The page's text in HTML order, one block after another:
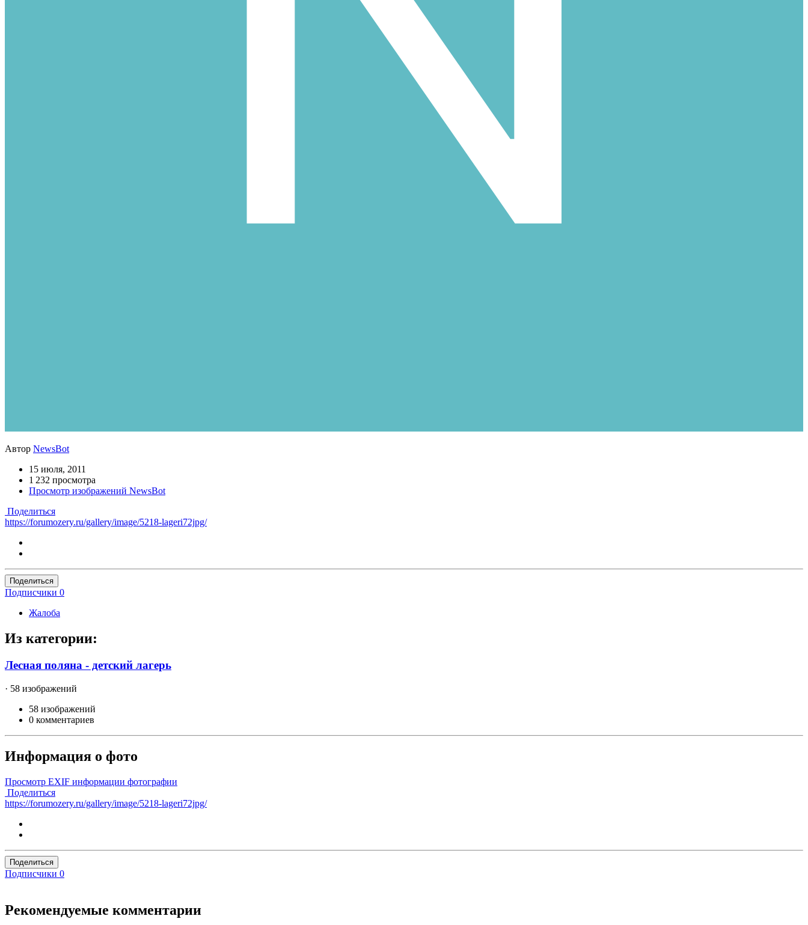
Автор NewsBot
15 июля, 2011
1 232 просмотра
Просмотр изображений NewsBot
Поделиться
https://forumozery.ru/gallery/image/5218-lageri72jpg/
Поделиться
Подписчики 0
Жалоба
Из категории:
Лесная поляна - детский лагерь
· 58 изображений
58 изображений
0 комментариев
Информация о фото
Просмотр EXIF информации фотографии
Поделиться
https://forumozery.ru/gallery/image/5218-lageri72jpg/
Поделиться
Подписчики 0
Рекомендуемые комментарии